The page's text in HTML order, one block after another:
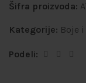
Šifra proizvoda:
Kategorije: Boje
Podeli: